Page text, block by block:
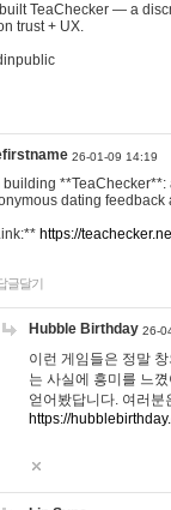
TeaChecker — a
trust + UX.
26-01-09 14:19
building
dating
https://
글달기
Hubble Birthday 26-
이런 게임들은 정말
는 사실에 흥미를 느
얻어봤답니다. 여러
https://